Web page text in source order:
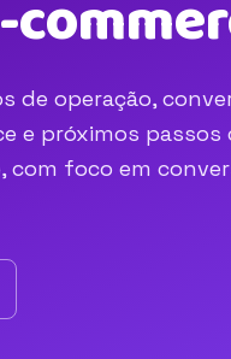
de operação,
e próximos passos
com foco em